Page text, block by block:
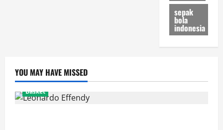
sepak
bola
indonesia
YOU MAY HAVE MISSED
Basket